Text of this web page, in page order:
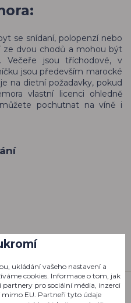
se snídaní, polopenzí nebo
ze dvou chodů a mohou být
Večeře jsou tříchodové, v
jsou především marocké
na dietní požadavky, pokud
vlastní licenci ohledně
pochutnat na víně i
ukládání vašeho nastavení a
cookies. Informace o tom, jak
partnery pro sociální média, inzerci
EU. Partneři tyto údaje